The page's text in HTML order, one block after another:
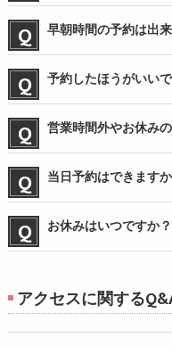
早朝時間の予約は出
予約したほうがいい
営業時間外やお休み
当日予約はできます
お休みはいつですか？
アクセスに関する